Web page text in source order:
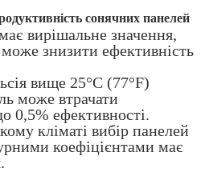
сонячних панелей
вирішальне значення,
знизити ефективність
вище 25°C (77°F)
може втрачати
0,5% ефективності.
кліматі вибір панелей
коефіцієнтами має